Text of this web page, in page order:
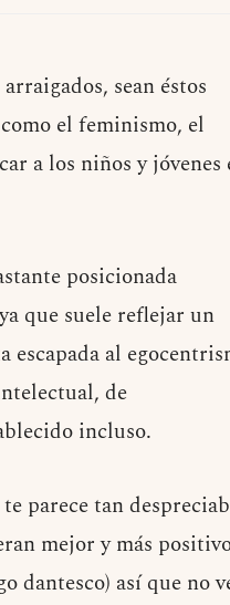
sean éstos
el feminismo, el
a los niños y jóvenes
posicionada
que suele reflejar un
al
de
incluso.
parece tan
mejor y más
dantesco) así que no